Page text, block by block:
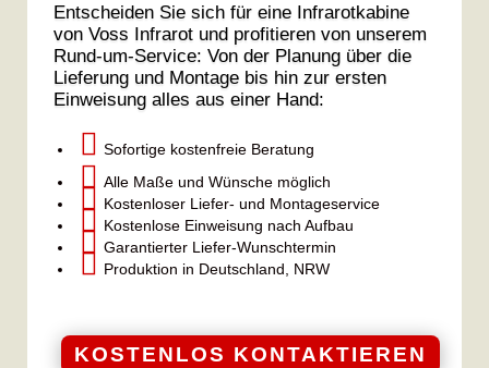
Entscheiden Sie sich für eine Infrarotkabine
von Voss Infrarot und profitieren von unserem
Rund-um-Service: Von der Planung über die
Lieferung und Montage bis hin zur ersten
Einweisung alles aus einer Hand:
 Sofortige kostenfreie Beratung
 Alle Maße und Wünsche möglich
 Kostenloser Liefer- und Montageservice
 Kostenlose Einweisung nach Aufbau
 Garantierter Liefer-Wunschtermin
 Produktion in Deutschland, NRW
KOSTENLOS KONTAKTIEREN